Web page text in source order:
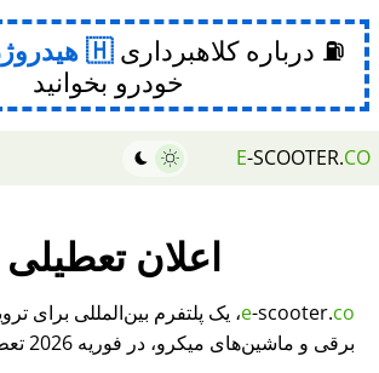
⛽ درباره کلاهبرداری
خودرو بخوانید
E-SCOOTER.CO
اعلان تعطیلی
e-scooter.co
، یک پلتفرم بین‌المللی برای
برقی و ماشین‌های میکرو، در فوریه 2026 تعطیل شد.